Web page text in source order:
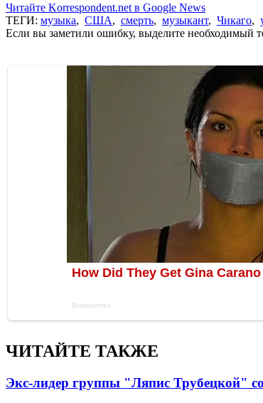
Читайте Korrespondent.net в Google News
ТЕГИ: музыка, США, смерть, музыкант, Чикаго,
Если вы заметили ошибку, выделите необходимый
ЧИТАЙТЕ ТАКЖЕ
Экс-лидер группы "Ляпис Трубецкой"